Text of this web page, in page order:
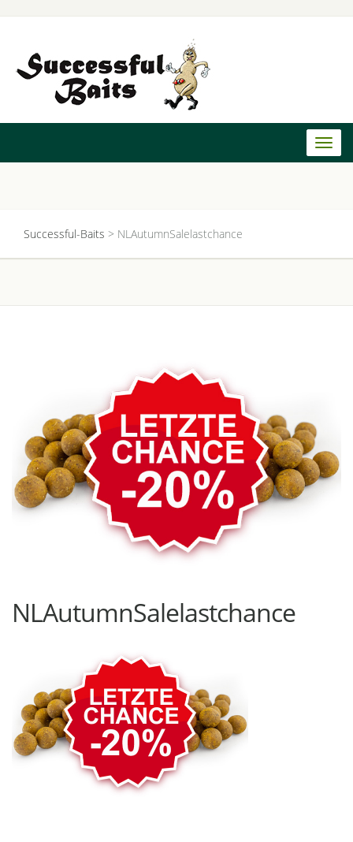
Successful-Baits > NLAutumnSalelastchance
NLAutumnSalelastchance